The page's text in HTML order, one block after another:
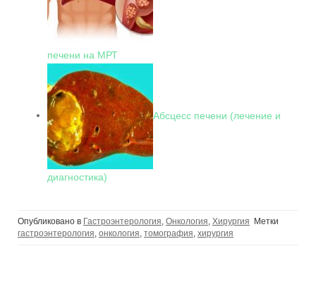
печени на МРТ
Абсцесс печени (лечение и
диагностика)
Опубликовано в Гастроэнтерология Онкология Хирургия Метки
гастроэнтерология онкология томография хирургия